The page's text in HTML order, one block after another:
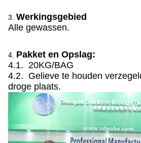
3. Werkingsgebied
Alle gewassen.
4. Pakket en Opslag:
4.1. 20KG/BAG
4.2. Gelieve te houden
droge plaats.